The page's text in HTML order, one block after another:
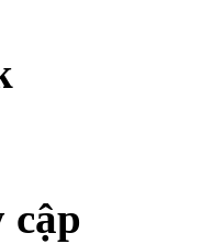
cập